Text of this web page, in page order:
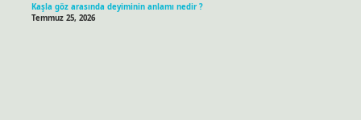
Kaşla göz arasında deyiminin anlamı nedir ?
Temmuz 25, 2026